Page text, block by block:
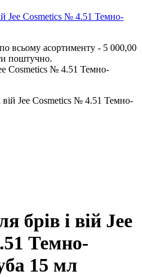
Jee Cosmetics № 4.51 Темно-
по всьому асортименту - 5 000,00
поштучно.
брів і вій Jee
Темно-
15 мл